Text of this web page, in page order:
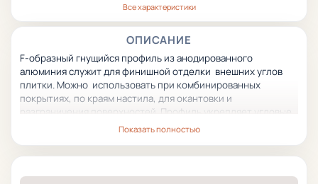
Все характеристики
ОПИСАНИЕ
F-образный гнущийся профиль из анодированного
алюминия служит для финишной отделки внешних углов
плитки. Можно использовать при комбинированных
покрытиях, по краям настила, для окантовки и
разграничения поверхностей. Профиль укрепляет угловые
соединения, предохраняет их от различных механических
Показать полностью